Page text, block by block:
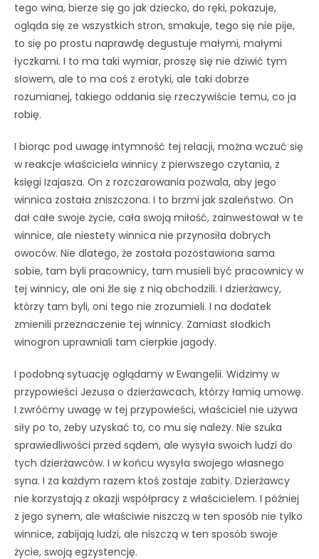
tego wina, bierze się go jak dziecko, do ręki, pokazuje,
ogląda się ze wszystkich stron, smakuje, tego się nie pije,
to się po prostu naprawdę degustuje małymi, małymi
łyczkami. I to ma taki wymiar, proszę się nie dziwić tym
słowem, ale to ma coś z erotyki, ale taki dobrze
rozumianej, takiego oddania się rzeczywiście temu, co ja
robię.
I biorąc pod uwagę intymność tej relacji, można wczuć się
w reakcje właściciela winnicy z pierwszego czytania, z
księgi Izajasza. On z rozczarowania pozwala, aby jego
winnica została zniszczona. I to brzmi jak szaleństwo. On
dał całe swoje życie, cała swoją miłość, zainwestował w te
winnice, ale niestety winnica nie przynosiła dobrych
owoców. Nie dlatego, że została pozostawiona sama
sobie, tam byli pracownicy, tam musieli być pracownicy w
tej winnicy, ale oni źle się z nią obchodzili. I dzierżawcy,
którzy tam byli, oni tego nie zrozumieli. I na dodatek
zmienili przeznaczenie tej winnicy. Zamiast słodkich
winogron uprawniali tam cierpkie jagody.
I podobną sytuację oglądamy w Ewangelii. Widzimy w
przypowieści Jezusa o dzierżawcach, którzy łamią umowę.
I zwróćmy uwagę w tej przypowieści, właściciel nie używa
siły po to, żeby uzyskać to, co mu się należy. Nie szuka
sprawiedliwości przed sądem, ale wysyła swoich ludzi do
tych dzierżawców. I w końcu wysyła swojego własnego
syna. I za każdym razem ktoś zostaje zabity. Dzierżawcy
nie korzystają z okazji współpracy z właścicielem. I później
z jego synem, ale właściwie niszczą w ten sposób nie tylko
winnice, zabijają ludzi, ale niszczą w ten sposób swoje
życie, swoją egzystencję.